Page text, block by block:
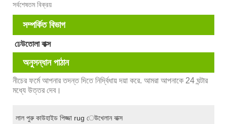
সর্বশেষতম বিক্রয়
সম্পর্কিত বিভাগ
ঢেউতোলা বাক্স
অনুসন্ধান পাঠান
নীচের ফর্মে আপনার তদন্ত দিতে নির্দ্বিধায় দয়া করে. আমরা আপনাকে 24 ঘন্টার
মধ্যে উত্তর দেব।